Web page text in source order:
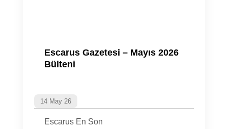
Escarus Gazetesi – Mayıs 2026
Bülteni
14 May 26
Escarus En Son